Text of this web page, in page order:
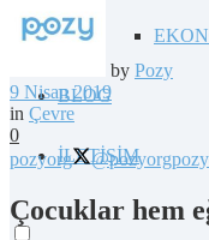
BLOG
İLETİŞİM
by Pozy
9 Nisan 2019
in Çevre
0
pozyorg
@pozyorg
Çocuklar hem